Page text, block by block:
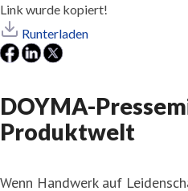
Link wurde kopiert!
Runterladen
DOYMA-
Produktwelt
Wenn Handwerk auf